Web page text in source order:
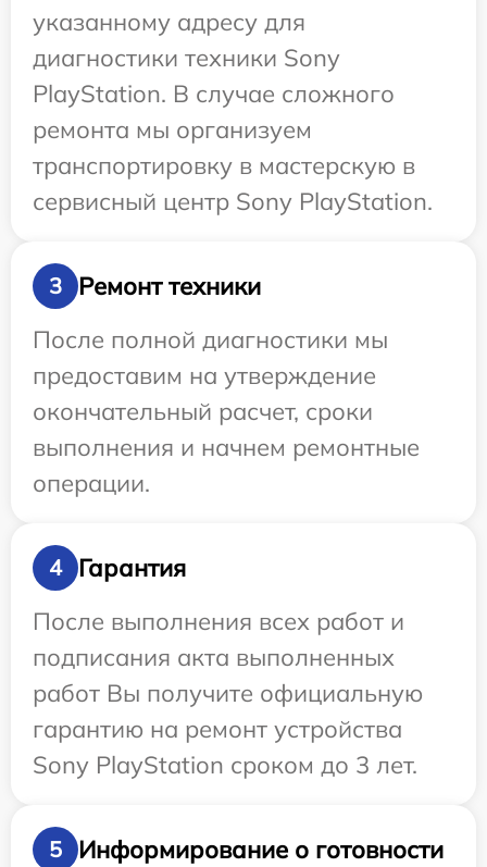
указанному адресу для
диагностики техники Sony
PlayStation. В случае сложного
ремонта мы организуем
транспортировку в мастерскую в
сервисный центр Sony PlayStation.
3
Ремонт техники
После полной диагностики мы
предоставим на утверждение
окончательный расчет, сроки
выполнения и начнем ремонтные
операции.
4
Гарантия
После выполнения всех работ и
подписания акта выполненных
работ Вы получите официальную
гарантию на ремонт устройства
Sony PlayStation сроком до 3 лет.
5
Информирование о готовности